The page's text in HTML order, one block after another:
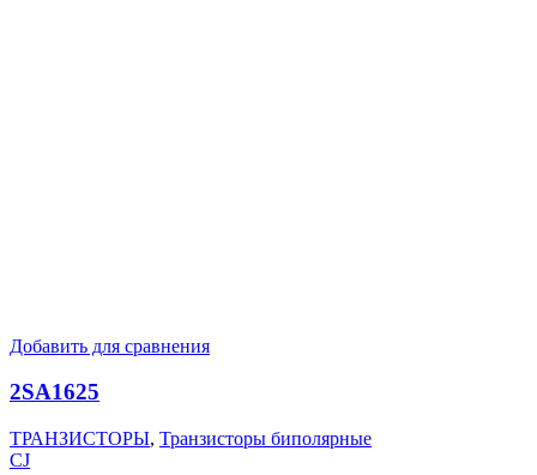
Добавить для сравнения
2SA1625
ТРАНЗИСТОРЫ, Транзисторы биполярные
CJ